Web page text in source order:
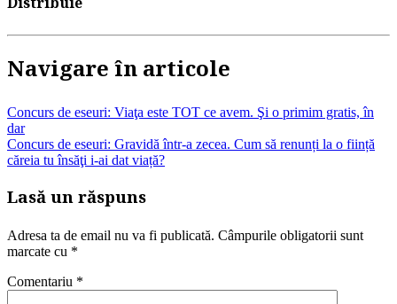
Navigare în articole
Concurs de eseuri: Viaţa este TOT ce avem. Şi o primim gratis, în
dar
Concurs de eseuri: Gravidă într-a zecea. Cum să renunți la o ființă
căreia tu însăţi i-ai dat viață?
Lasă un răspuns
Adresa ta de email nu va fi publicată. Câmpurile obligatorii sunt
marcate cu *
Comentariu *